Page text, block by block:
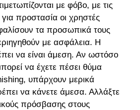
με φόβο, με τις
προστασία οι χρηστές
τα προσωπικά τους
με ασφάλεια. Η
να είναι άμεση. Αν ωστόσο
να έχετε πέσει θύμα
υπάρχουν μερικά
να κάνετε άμεσα. Αλλάξτε
πρόσβασης στους